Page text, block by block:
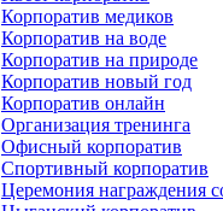
Корпоратив медиков
Корпоратив на воде
Корпоратив на природе
Корпоратив новый год
Корпоратив онлайн
Организация тренинга
Офисный корпоратив
Спортивный корпоратив
Церемония награждения